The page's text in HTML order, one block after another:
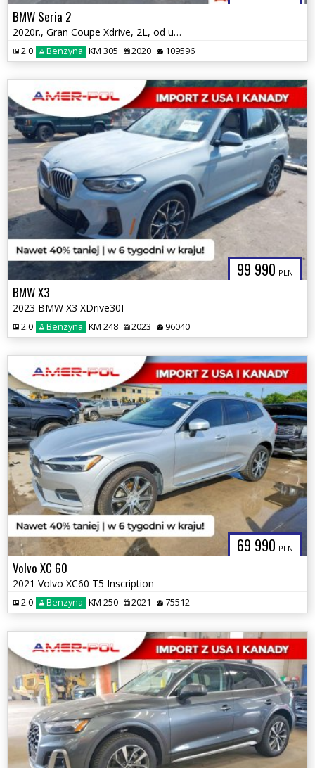
BMW Seria 2
2020r., Gran Coupe Xdrive, 2L, od ubezpieczalni
2.0 Benzyna KM 305 2020 109596
99 990 PLN
BMW X3
2023 BMW X3 XDrive30I
2.0 Benzyna KM 248 2023 96040
69 990 PLN
Volvo XC 60
2021 Volvo XC60 T5 Inscription
2.0 Benzyna KM 250 2021 75512